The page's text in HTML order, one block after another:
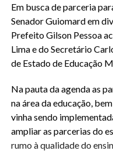
Em busca de parceria
Senador Guiomard em
Prefeito Gilson Pessoa
Lima e do Secretário
de Estado de Educação
Na pauta da agenda as
na área da educação,
vinha sendo
ampliar as parcerias do
rumo à qualidade do